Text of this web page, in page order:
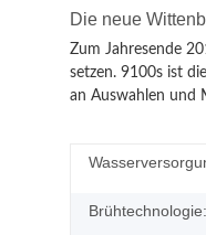
Die neue
Zum Jahresende
setzen. 9100s ist
an Auswahlen und
Brühtechnologie: